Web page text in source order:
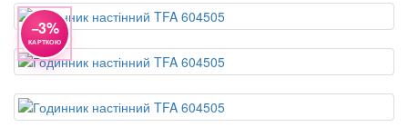
−3%
КАРТКОЮ